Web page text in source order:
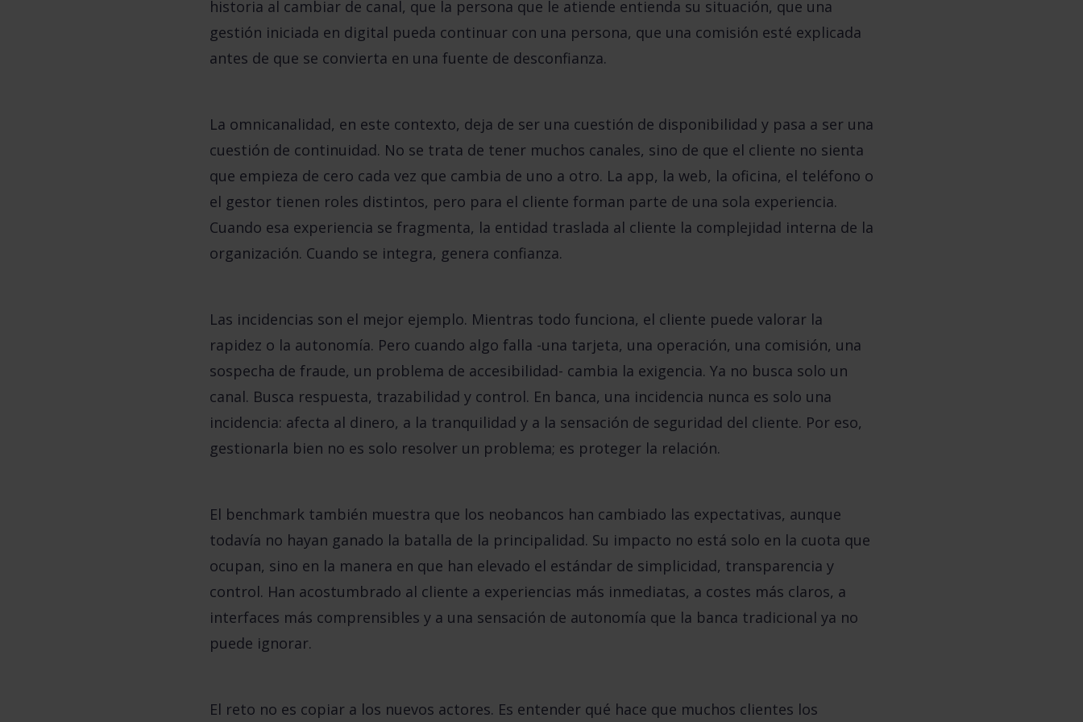
historia al cambiar de canal, que la persona que le atiende entienda su situación, que una
gestión iniciada en digital pueda continuar con una persona, que una comisión esté explicada
antes de que se convierta en una fuente de desconfianza.
La omnicanalidad, en este contexto, deja de ser una cuestión de disponibilidad y pasa a ser una
cuestión de continuidad. No se trata de tener muchos canales, sino de que el cliente no sienta
que empieza de cero cada vez que cambia de uno a otro. La app, la web, la oficina, el teléfono o
el gestor tienen roles distintos, pero para el cliente forman parte de una sola experiencia.
Cuando esa experiencia se fragmenta, la entidad traslada al cliente la complejidad interna de la
organización. Cuando se integra, genera confianza.
Las incidencias son el mejor ejemplo. Mientras todo funciona, el cliente puede valorar la
rapidez o la autonomía. Pero cuando algo falla -una tarjeta, una operación, una comisión, una
sospecha de fraude, un problema de accesibilidad- cambia la exigencia. Ya no busca solo un
canal. Busca respuesta, trazabilidad y control. En banca, una incidencia nunca es solo una
incidencia: afecta al dinero, a la tranquilidad y a la sensación de seguridad del cliente. Por eso,
gestionarla bien no es solo resolver un problema; es proteger la relación.
El benchmark también muestra que los neobancos han cambiado las expectativas, aunque
todavía no hayan ganado la batalla de la principalidad. Su impacto no está solo en la cuota que
ocupan, sino en la manera en que han elevado el estándar de simplicidad, transparencia y
control. Han acostumbrado al cliente a experiencias más inmediatas, a costes más claros, a
interfaces más comprensibles y a una sensación de autonomía que la banca tradicional ya no
puede ignorar.
El reto no es copiar a los nuevos actores. Es entender qué hace que muchos clientes los